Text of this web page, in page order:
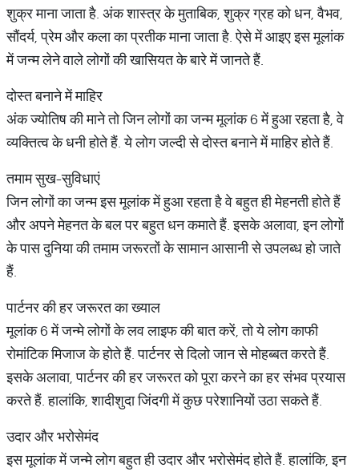
शुक्र माना जाता है. अंक शास्त्र के मुताबिक, शुक्र ग्रह को धन, वैभव,
सौंदर्य, प्रेम और कला का प्रतीक माना जाता है. ऐसे में आइए इस मूलांक
में जन्म लेने वाले लोगों की खासियत के बारे में जानते हैं.
दोस्त बनाने में माहिर
अंक ज्योतिष की माने तो जिन लोगों का जन्म मूलांक 6 में हुआ रहता है, वे
व्यक्तित्व के धनी होते हैं. ये लोग जल्दी से दोस्त बनाने में माहिर होते हैं.
तमाम सुख-सुविधाएं
जिन लोगों का जन्म इस मूलांक में हुआ रहता है वे बहुत ही मेहनती होते हैं
और अपने मेहनत के बल पर बहुत धन कमाते हैं. इसके अलावा, इन लोगों
के पास दुनिया की तमाम जरूरतों के सामान आसानी से उपलब्ध हो जाते
हैं.
पार्टनर की हर जरूरत का ख्याल
मूलांक 6 में जन्मे लोगों के लव लाइफ की बात करें, तो ये लोग काफी
रोमांटिक मिजाज के होते हैं. पार्टनर से दिलो जान से मोहब्बत करते हैं.
इसके अलावा, पार्टनर की हर जरूरत को पूरा करने का हर संभव प्रयास
करते हैं. हालांकि, शादीशुदा जिंदगी में कुछ परेशानियों उठा सकते हैं.
उदार और भरोसेमंद
इस मूलांक में जन्मे लोग बहुत ही उदार और भरोसेमंद होते हैं. हालांकि, इन